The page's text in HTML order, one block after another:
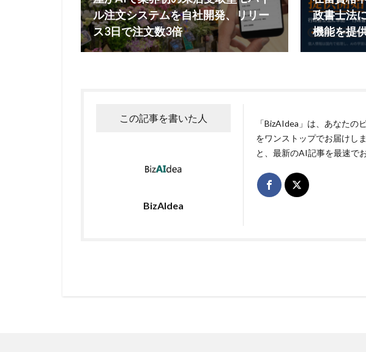
ル注文システムを自社開発、リリー
ス3日で注文数3倍
政書士法
機能を提
この記事を書いた人
BizAIdea
「BizAIdea」は、あなたの
をワンストップでお届けし
と、最新のAI記事を最速で